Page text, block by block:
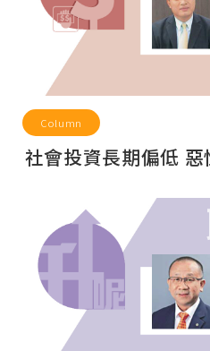
Column
社會投資長期偏低